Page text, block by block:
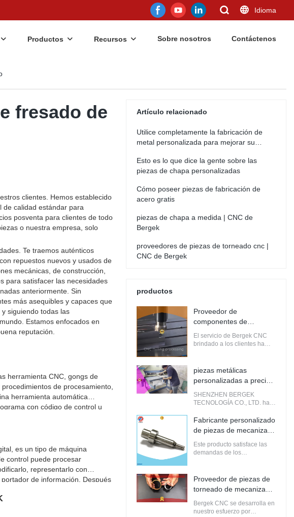
Idioma
Productos Recursos Sobre nosotros Contáctenos
fresado de
clientes. Hemos establecido
de calidad estándar para
posventa para clientes de todo
o nuestra empresa, solo
Te traemos auténticos
repuestos nuevos y usados ​​de
mecánicas, de construcción,
para satisfacer las necesidades
anteriormente. Sin
más asequibles y capaces que
siguiendo todas las
Estamos enfocados en
reputación.
herramienta CNC, gongs de
de procesamiento,
herramienta automática
con código de control u
productos semiacabados o
es un tipo de máquina
control puede procesar
representarlo con
de información. Después
procesando automáticamente
Artículo relacionado
Utilice completamente la fabricación de
metal personalizada para mejorar su
Esto es lo que dice la gente sobre las
piezas de chapa personalizadas
Cómo poseer piezas de fabricación de
acero gratis
piezas de chapa a medida | CNC de
Bergek
proveedores de piezas de torneado cnc |
CNC de Bergek
productos
Proveedor de
componentes de
precisión cnc de calidad |
CNC de Bergek
El servicio de Bergek CNC
brindado a los clientes ha
reconocimiento.
piezas metálicas
personalizadas a precios
mayoristas | CNC de
Bergek
SHENZHEN BERGEK
TECNOLOGÍA CO., LTD. ha
desarrollo de mercado en
estos años.
Fabricante personalizado
de piezas de mecanizado
de precisión cnc | CNC
de Bergek
Este producto satisface las
demandas de los
Proveedor de piezas de
torneado de mecanizado
cnc personalizado
Fabricante | CNC de
Bergek CNC se desarrolla en
nuestro esfuerzo por